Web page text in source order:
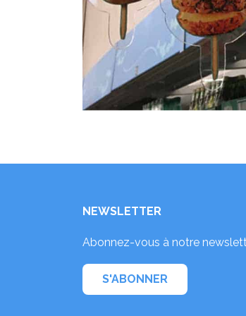
NEWSLETTER
Abonnez-vous à notre
S'ABONNER